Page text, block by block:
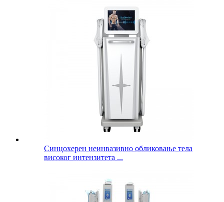
Синцохерен неинвазивно обликовање тела
високог интензитета ...